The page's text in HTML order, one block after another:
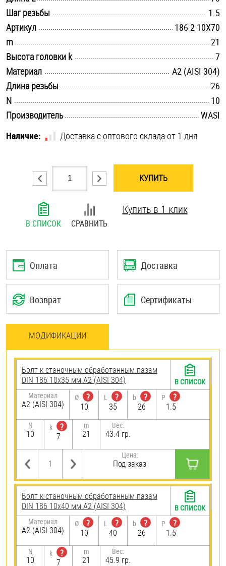
Такелаж
Хомуты
Шайбы
Шпильки
Шплинты
Шаг резьбы
1.5
Артикул
186-2-10X70
m
21
Высота головки k
7
Материал
А2 (AISI 304)
Длина резьбы
26
N
10
Производитель
WASI
Наличие:
Доставка с оптового склада от 1 дня
КУПИТЬ
В СПИСОК СРАВНИТЬ
Купить в 1 клик
Оплата Доставка
Возврат Сертификаты
МОДИФИКАЦИИ
Болт к станочным обработанным пазам
DIN 186 10х35 мм А2 (AISI 304)
Материал
А2 (AISI 304)
Ø
?
10
L
?
35
b
?
26
P
?
1.5
N
10
k
?
7
m
21
Вес:
43.4 гр.
Цена:
Под заказ
В СПИСОК
Болт к станочным обработанным пазам
DIN 186 10х40 мм А2 (AISI 304)
Материал
А2 (AISI 304)
Ø
?
10
L
?
40
b
?
26
P
?
1.5
N
10
k
?
7
m
21
Вес:
45.9 гр.
В СПИСОК